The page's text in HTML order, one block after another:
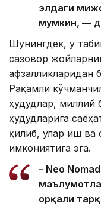
элдаги
мумкин, —
Шунингдек, у
сазовор
афзалликларидан
Рақамли
ҳудудлар, миллий
ҳудудларига
қилиб, улар иш ва
имкониятига эга.
– Neo
орқали